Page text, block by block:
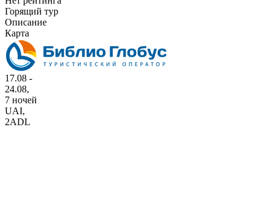
Горящий тур
Описание
Карта
17.08 -
24.08,
7 ночей
UAI,
2ADL